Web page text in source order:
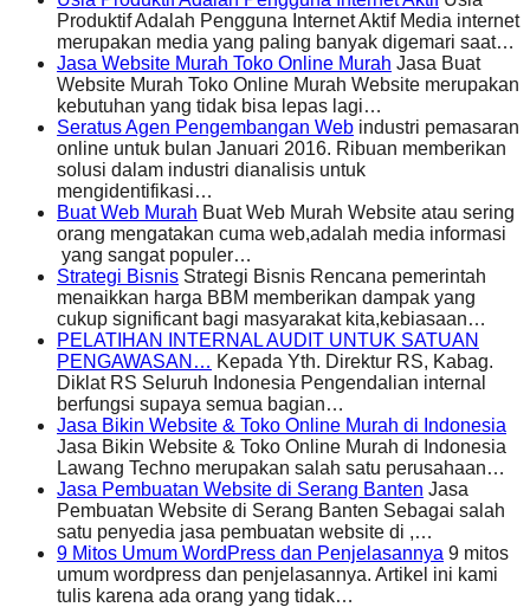
Produktif Adalah Pengguna Internet Aktif Media internet
merupakan media yang paling banyak digemari saat…
Jasa Website Murah Toko Online Murah Jasa Buat
Website Murah Toko Online Murah Website merupakan
kebutuhan yang tidak bisa lepas lagi…
Seratus Agen Pengembangan Web industri pemasaran
online untuk bulan Januari 2016. Ribuan memberikan
solusi dalam industri dianalisis untuk
mengidentifikasi…
Buat Web Murah Buat Web Murah Website atau sering
orang mengatakan cuma web,adalah media informasi
yang sangat populer…
Strategi Bisnis Strategi Bisnis Rencana pemerintah
menaikkan harga BBM memberikan dampak yang
cukup significant bagi masyarakat kita,kebiasaan…
PELATIHAN INTERNAL AUDIT UNTUK SATUAN
PENGAWASAN… Kepada Yth. Direktur RS, Kabag.
Diklat RS Seluruh Indonesia Pengendalian internal
berfungsi supaya semua bagian…
Jasa Bikin Website & Toko Online Murah di Indonesia
Jasa Bikin Website & Toko Online Murah di Indonesia
Lawang Techno merupakan salah satu perusahaan…
Jasa Pembuatan Website di Serang Banten Jasa
Pembuatan Website di Serang Banten Sebagai salah
satu penyedia jasa pembuatan website di ,…
9 Mitos Umum WordPress dan Penjelasannya 9 mitos
umum wordpress dan penjelasannya. Artikel ini kami
tulis karena ada orang yang tidak…